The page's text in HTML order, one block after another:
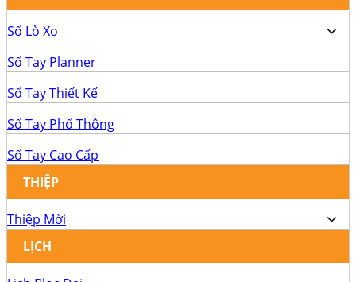
Sổ Lò Xo
Sổ Tay Planner
Sổ Tay Thiết Kế
Sổ Tay Phổ Thông
Sổ Tay Cao Cấp
THIỆP
Thiệp Mời
LỊCH